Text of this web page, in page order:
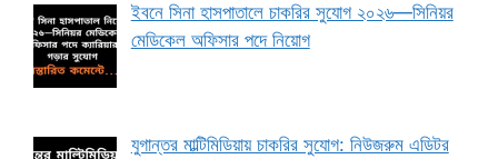
ইবনে সিনা হাসপাতালে চাকরির সুযোগ ২০২৬—সিনিয়র
মেডিকেল অফিসার পদে নিয়োগ
যুগান্তর মাল্টিমিডিয়ায় চাকরির সুযোগ: নিউজরুম এডিটর